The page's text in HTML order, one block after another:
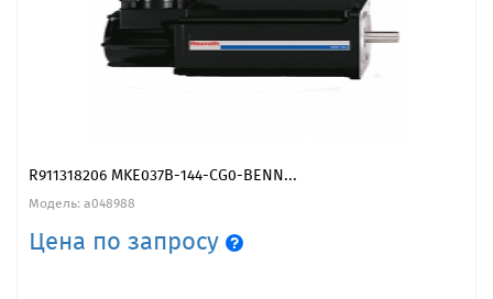
R911318206 MKE037B-144-CG0-BENN...
Модель: a048988
Цена по запросу